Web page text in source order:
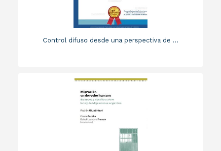
Control difuso desde una perspectiva de ...